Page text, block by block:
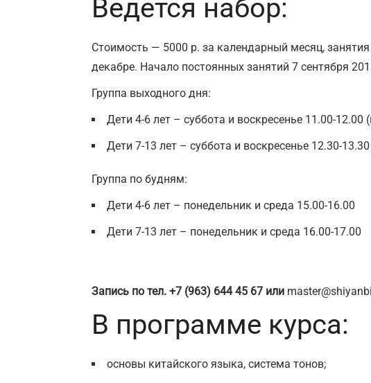
Ведется набор:
Стоимость — 5000 р. за календарный месяц,
декабре. Начало постоянных занятий 7 сентября
Группа выходного дня:
Дети 4-6 лет – суббота и воскресенье 11.00-
Дети 7-13 лет – суббота и воскресенье 12.30-13.30
Группа по будням:
Дети 4-6 лет – понедельник и среда 15.00-16.00
Дети 7-13 лет – понедельник и среда 16.00-17.00
Запись по тел. +7 (963) 644 45 67 или
В программе курса:
основы китайского языка, система тонов;